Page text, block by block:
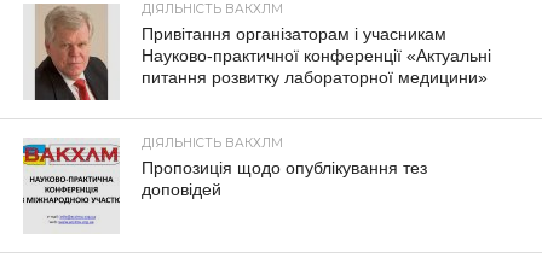
ДІЯЛЬНІСТЬ ВАКХЛМ
Привітання організаторам і учасникам
Науково-практичної конференції «Актуальні
питання розвитку лабораторної медицини»
ДІЯЛЬНІСТЬ ВАКХЛМ
Пропозиція щодо опублікування тез
доповідей